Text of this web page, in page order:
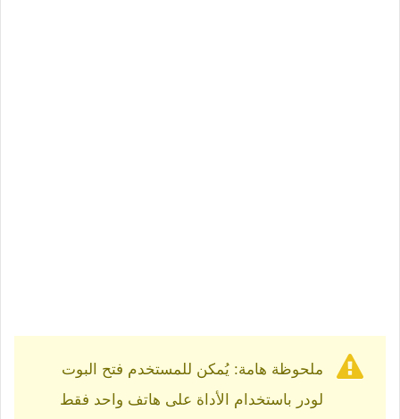
ملحوظة هامة: يُمكن للمستخدم فتح البوت
لودر باستخدام الأداة على هاتف واحد فقط